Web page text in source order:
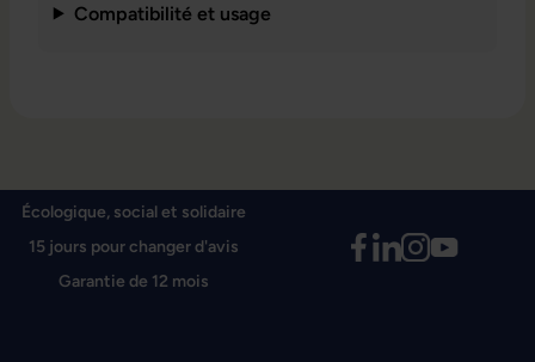
Compatibilité et usage
Écologique, social et solidaire
15 jours pour changer d'avis
Garantie de 12 mois